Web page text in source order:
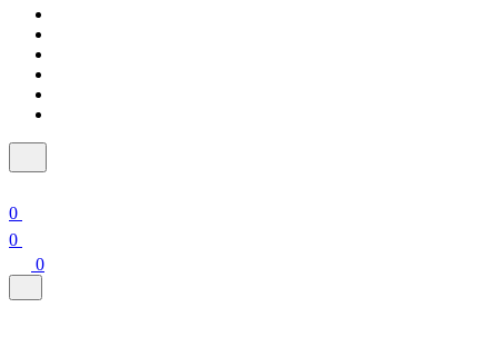
0
0
0